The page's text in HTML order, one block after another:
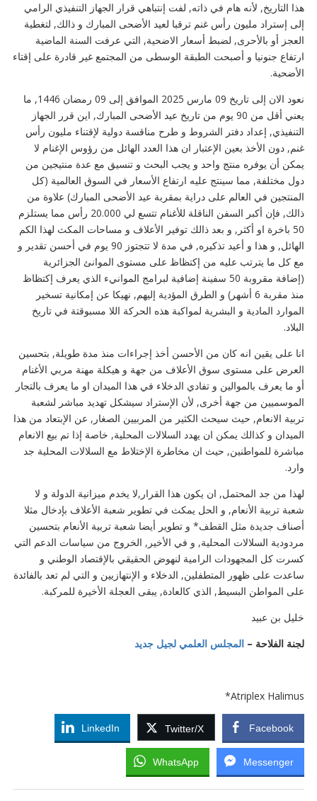
هذا التاريخ, لأنه هام في ذاته, لفت إنتباهي قرار الجهاز التنفيذي الرامي
إلى إستراد مليون رأس غنم ترقبا لعيد الأضحى المبارك و ذالك, لتغطية
العجز أو بالأحرى, لضبط أسعار الاضحية, التي عرفت السنة الماضية
ارتفاع جنونيا و أصبحت الطبقة الوسطى من المجتمع غير قادرة على إقتاء
الأضحية.
نعود الان إلى تاريخ 09 مارس 2025 الموافق إلى 09 رمضان 1446, ما
يعني أقل من 90 يوم من تاريخ عيد الأضحى المبارك, اين قرر الجهاز
التنفيذي, إعداد دفتر الشروط و طرح مناقسة دولية لإقتناء مليون رأس
غنم, دون الأخذ بعين الإعتبار ان هذا العدد الهائل من رؤوس الإغنام لا
يمكن أن يوفره منتج واحد و يجب البحث و تنسيق مع عدة منتيجين من
دول مختلفة, مما سينتج عليه ارتفاع الأسعار في السوق العالمية (كل
المنتجين في العالم على دراية بمقربة عيد الأضحى المبارك) علاوة من
ذالك, فإن أكبر السفن الناقلة للأغنام تتسع لي 20.000 رأس مما يستلزم
50 باخرة او أكثر, و بعد ذالك توفير الأعلاف و مساحات المكث لهذا الكم
الهائل, و هذا و أعيد تذكيره, في مدة لا تتجتوز 90 يوم في أحسن تقدير و
مع كل ما يترتب عليه من إكتظاظ على مستوى الموانئ الجزائرية
(إضافة مقروبة 50 سفينة إضافية لبرامج الموانيء الذي يعرف إكتظاظ
منذ مقربة 6 أشهر) و الطرق المؤدية إليهم, نهيكا عن إمكانية تسخير
الموارد المادية و البشرية لمواكبة هذه الحركة اللا مسبوقتة في تاريخ
البلاد.
انا على يقين انه كان من الأحسن أخذ إجراءات منذ مدة طويلة, بتحسين
العرض على مستوى سوق الأعلاف من جهة و هيكلة مهنة مربي الأغنام
أو ما يعرف بالموالين و تفادي الدخلاء في هذا الميدان او ما يعرف بالتجار
الموسميين من جهة أخرى, لأن الإستراد سيشكل تهديد مباشر لشعبة
تربية الانعام, حيث سيحث الكثير من المربيين الصغار, عن الإبتعاد من هذا
الميدان و كذالك يمكن ان يهدد السلالات المحلية, خاصة إذا تم بيع الانعام
مباشرة للمواطنين, حيث ان مخاطرة الإختلاط مع السلالات المحلية جد
وارد.
لهذا من جد المحتمل, ان يكون هذا القرار,لا يخدم ميزانية الدولة و لا
شعبة تربية الأنعام, و الحل يمكث في تطوير شعبة الأعلاف بإدخال مثلا
أصناف جديدة مثل القطف* و تطوير أيضا شعبة تربية الأنعام بتحسين
مردودية السلالات المحلية, و في الأخير, الخروج من سياسات الدعم التي
كسرت كل المجهودات الرامية لنهوض الحقيقي بالإقتصاد الوطني و
ساعدت على ظهور المتطفلين, الدخلاء و الإنتهازيين و التي لم تعد بالفائدة
على المواطن البسيط, الذي كالعادة, يبقى العجلة الأخيرة للمركبة.
خليل بن عبيد
لجنة الفلاحة – المجلس العلمي لجيل جديد
Atriplex Halimus*
Facebook
Twitter/X
LinkedIn
Messenger
WhatsApp